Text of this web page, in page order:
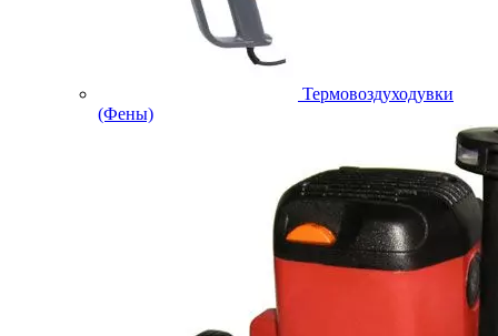
Термовоздуходувки
(Фены)